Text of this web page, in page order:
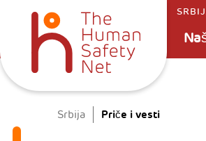
Srbija Priče i vesti